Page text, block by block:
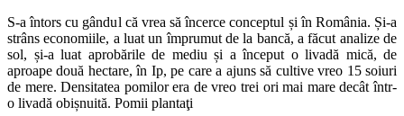
S-a întors cu gândul că vrea să încerce conceptul și în România. Și-a
strâns economiile, a luat un împrumut de la bancă, a făcut analize de
sol, și-a luat aprobările de mediu și a început o livadă mică, de
aproape două hectare, în Ip, pe care a ajuns să cultive vreo 15 soiuri
de mere. Densitatea pomilor era de vreo trei ori mai mare decât într-
o livadă obișnuită. Pomii plantaţi